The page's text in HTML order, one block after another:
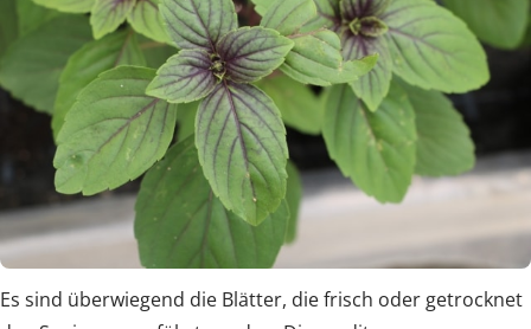
Es sind überwiegend die Blätter, die frisch oder getrocknet